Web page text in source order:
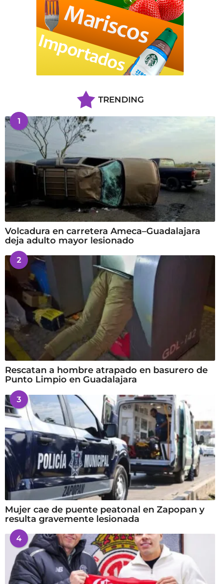
TRENDING
1
Volcadura en carretera Ameca–Guadalajara
deja adulto mayor lesionado
2
Rescatan a hombre atrapado en basurero de
Punto Limpio en Guadalajara
3
Mujer cae de puente peatonal en Zapopan y
resulta gravemente lesionada
4